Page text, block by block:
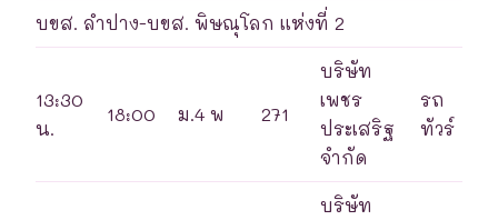
บขส. ลำปาง-บขส. พิษณุโลก แห่งที่ 2
13:30
น.
18:00 ม.4 พ 271
บริษัท
เพชร
ประเสริฐ
จำกัด
รถ
ทัวร์
บริษัท